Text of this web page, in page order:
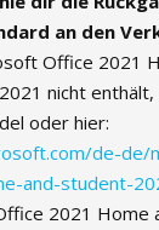
an den
Office 2021
nicht
oder hier:
de-de/
and-student-
2021 Home